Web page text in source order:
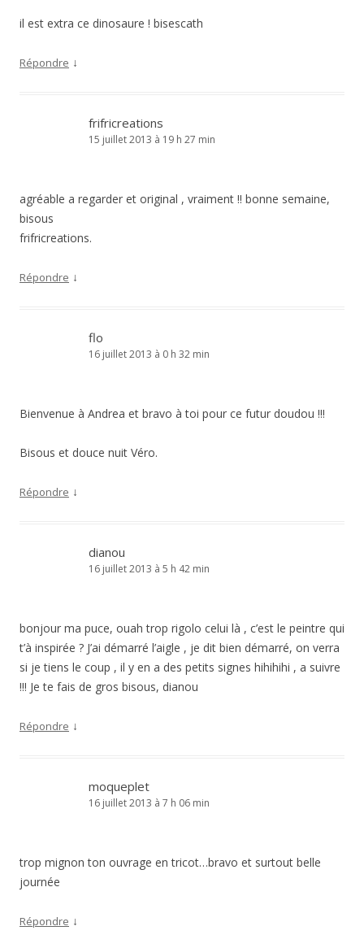
il est extra ce dinosaure ! bisescath
Répondre ↓
frifricreations
15 juillet 2013 à 19 h 27 min
agréable a regarder et original , vraiment !! bonne semaine,
bisous
frifricreations.
Répondre ↓
flo
16 juillet 2013 à 0 h 32 min
Bienvenue à Andrea et bravo à toi pour ce futur doudou !!!
Bisous et douce nuit Véro.
Répondre ↓
dianou
16 juillet 2013 à 5 h 42 min
bonjour ma puce, ouah trop rigolo celui là , c’est le peintre qui
t’à inspirée ? J’ai démarré l’aigle , je dit bien démarré, on verra
si je tiens le coup , il y en a des petits signes hihihihi , a suivre
!!! Je te fais de gros bisous, dianou
Répondre ↓
moqueplet
16 juillet 2013 à 7 h 06 min
trop mignon ton ouvrage en tricot…bravo et surtout belle
journée
Répondre ↓